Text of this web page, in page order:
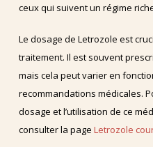
ceux qui suivent un régime
Le dosage de Letrozole est
traitement. Il est souvent
mais cela peut varier en
recommandations médicales.
dosage et l’utilisation de ce
consulter la page Letrozole